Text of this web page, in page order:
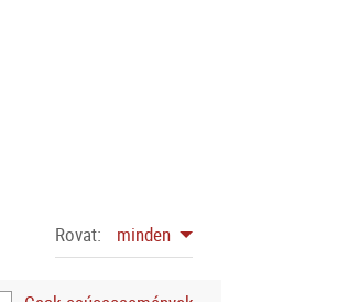
Rovat: minden